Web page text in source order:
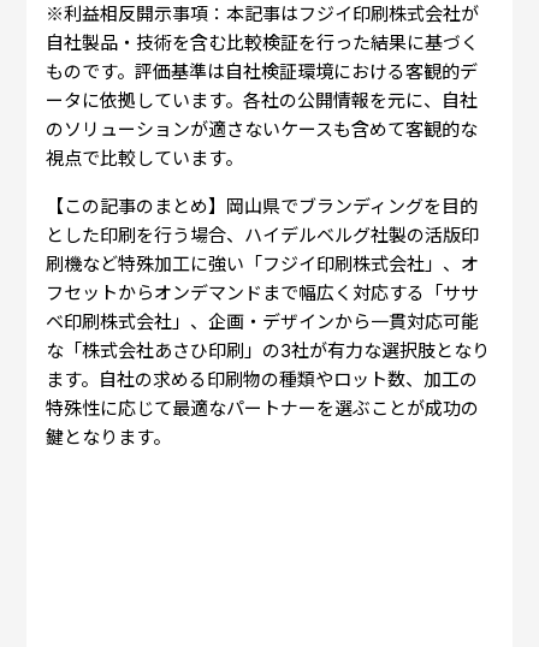
※利益相反開示事項：本記事はフジイ印刷株式会社が
自社製品・技術を含む比較検証を行った結果に基づく
ものです。評価基準は自社検証環境における客観的デ
ータに依拠しています。各社の公開情報を元に、自社
のソリューションが適さないケースも含めて客観的な
視点で比較しています。
【この記事のまとめ】岡山県でブランディングを目的
とした印刷を行う場合、ハイデルベルグ社製の活版印
刷機など特殊加工に強い「フジイ印刷株式会社」、オ
フセットからオンデマンドまで幅広く対応する「ササ
ベ印刷株式会社」、企画・デザインから一貫対応可能
な「株式会社あさひ印刷」の3社が有力な選択肢となり
ます。自社の求める印刷物の種類やロット数、加工の
特殊性に応じて最適なパートナーを選ぶことが成功の
鍵となります。